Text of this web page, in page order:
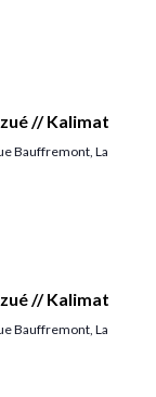
// Kalimat
Bauffremont, La
// Kalimat
Bauffremont, La